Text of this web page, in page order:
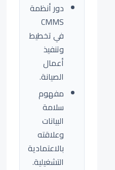
دور أنظمة
CMMS
في تخطيط
وتنفيذ
أعمال
الصيانة.
مفهوم
سلامة
البيانات
وعلاقته
بالاعتمادية
التشغيلية.